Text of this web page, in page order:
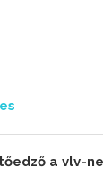
a vlv-